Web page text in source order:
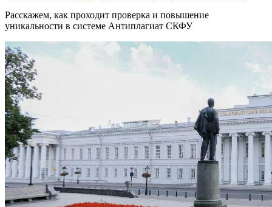
Расскажем, как проходит проверка и повышение
уникальности в системе Антиплагиат СКФУ